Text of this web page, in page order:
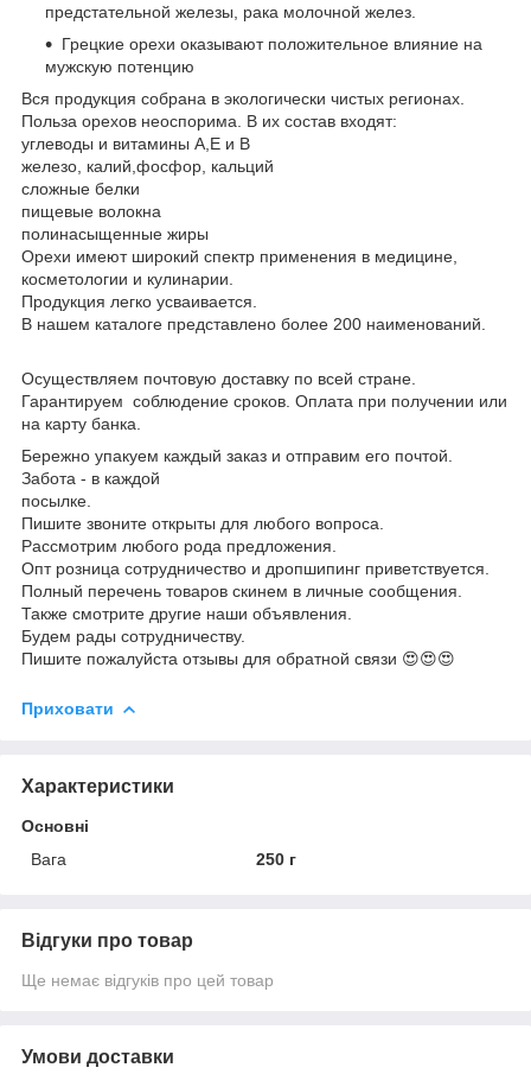
предстательной железы, рака молочной желез.
Грецкие орехи оказывают положительное влияние на
мужскую потенцию
Вся продукция собрана в экологически чистых регионах.
Польза орехов неоспорима. В их состав входят:
углеводы и витамины А,Е и В
железо, калий,фосфор, кальций
сложные белки
пищевые волокна
полинасыщенные жиры
Орехи имеют широкий спектр применения в медицине,
косметологии и кулинарии.
Продукция легко усваивается.
В нашем каталоге представлено более 200 наименований.
Осуществляем почтовую доставку по всей стране.
Гарантируем соблюдение сроков. Оплата при получении или
на карту банка.
Бережно упакуем каждый заказ и отправим его почтой.
Забота - в каждой
посылке.
Пишите звоните открыты для любого вопроса.
Рассмотрим любого рода предложения.
Опт розница сотрудничество и дропшипинг приветствуется.
Полный перечень товаров скинем в личные сообщения.
Также смотрите другие наши объявления.
Будем рады сотрудничеству.
Пишите пожалуйста отзывы для обратной связи 😍😍😍
Приховати
Характеристики
Основні
Вага
250 г
Відгуки про товар
Ще немає відгуків про цей товар
Умови доставки